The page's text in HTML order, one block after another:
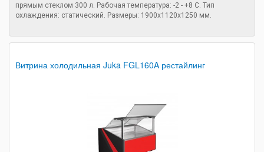
прямым стеклом 300 л. Рабочая температура: -2 - +8 C. Тип
охлаждения: статический. Размеры: 1900х1120х1250 мм.
Витрина холодильная Juka FGL160A рестайлинг